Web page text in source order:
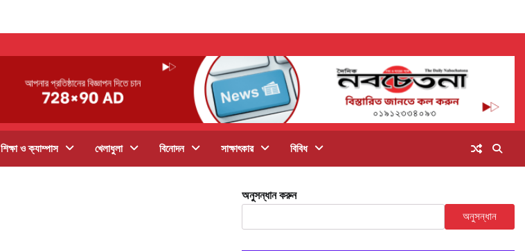
শিক্ষা ও ক্যাম্পাস খেলাধুলা বিনোদন সাক্ষাৎকার বিবিধ
অনুসন্ধান করুন
অনুসন্ধান